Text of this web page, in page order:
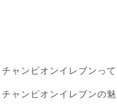
ャンピオンイレブンっ
ャンピオンイレブンの魅